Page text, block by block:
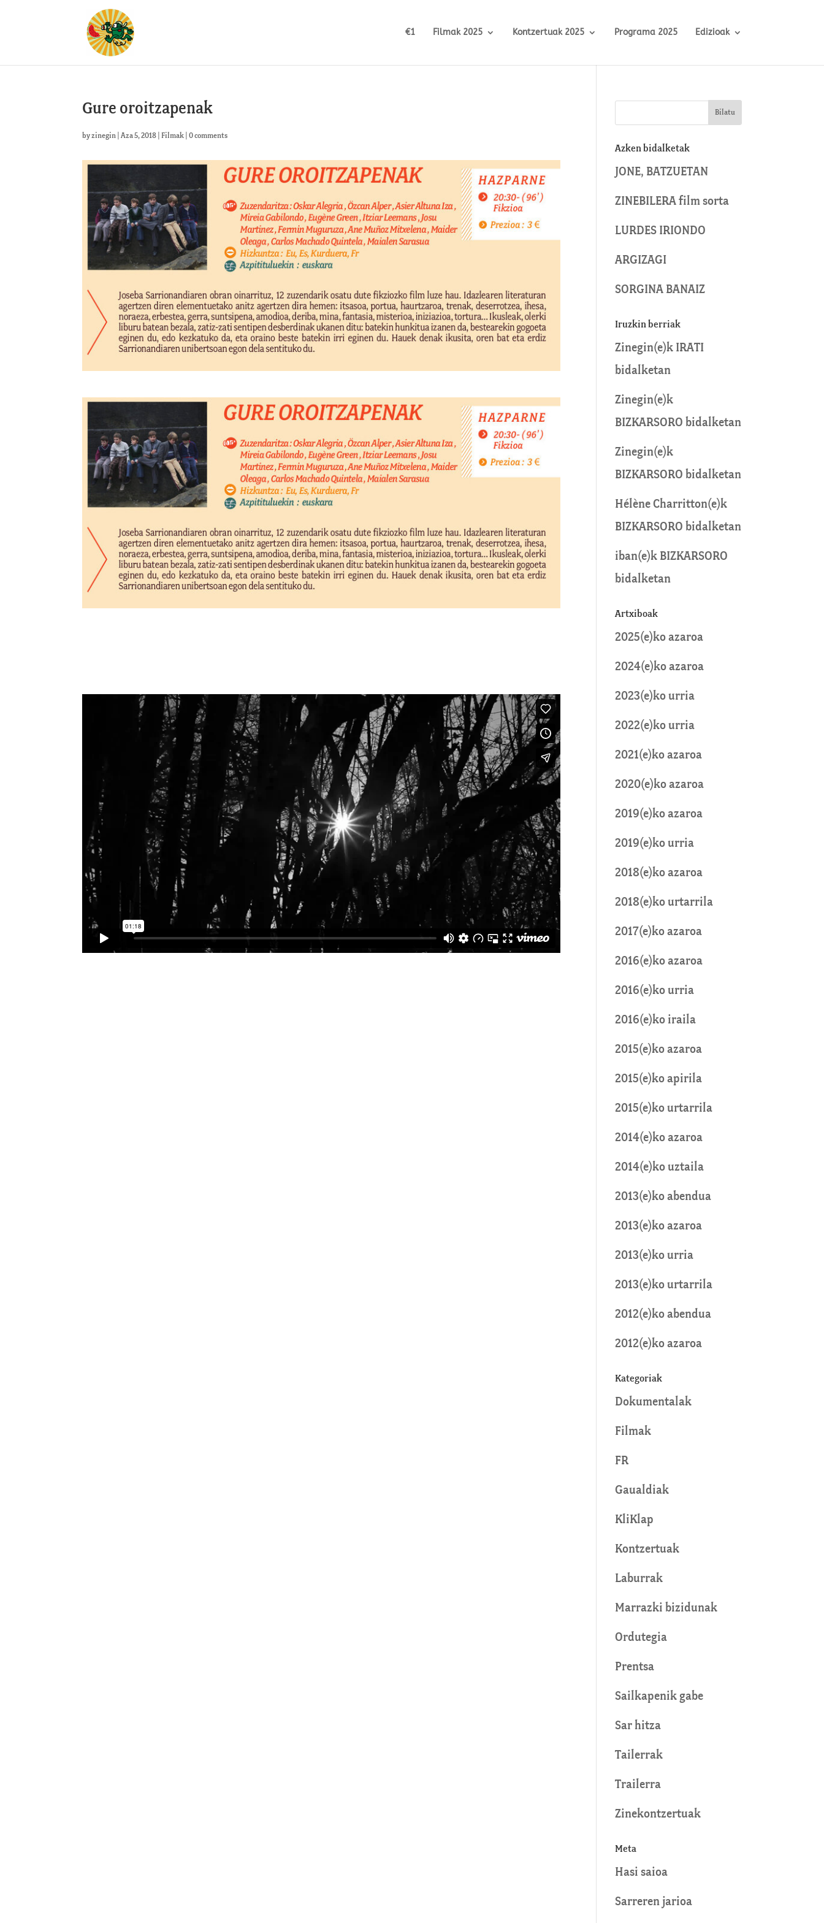
€1 Filmak 2025 Kontzertuak 2025 Programa 2025 Edizioak
Gure oroitzapenak
byzinegin |Aza 5, 2018 |Filmak |0 comments
Azken bidalketak
JONE, BATZUETAN
ZINEBILERA film sorta
LURDES IRIONDO
ARGIZAGI
SORGINA BANAIZ
Iruzkin berriak
Zinegin(e)k IRATI
bidalketan
Zinegin(e)k
BIZKARSORO bidalketan
Zinegin(e)k
BIZKARSORO bidalketan
Hélène Charritton(e)k
BIZKARSORO bidalketan
iban(e)k BIZKARSORO
bidalketan
Artxiboak
2025(e)ko azaroa
2024(e)ko azaroa
2023(e)ko urria
2022(e)ko urria
2021(e)ko azaroa
2020(e)ko azaroa
2019(e)ko azaroa
2019(e)ko urria
2018(e)ko azaroa
2018(e)ko urtarrila
2017(e)ko azaroa
2016(e)ko azaroa
2016(e)ko urria
2016(e)ko iraila
2015(e)ko azaroa
2015(e)ko apirila
2015(e)ko urtarrila
2014(e)ko azaroa
2014(e)ko uztaila
2013(e)ko abendua
2013(e)ko azaroa
2013(e)ko urria
2013(e)ko urtarrila
2012(e)ko abendua
2012(e)ko azaroa
Kategoriak
Dokumentalak
Filmak
FR
Gaualdiak
KliKlap
Kontzertuak
Laburrak
Marrazki bizidunak
Ordutegia
Prentsa
Sailkapenik gabe
Sar hitza
Tailerrak
Trailerra
Zinekontzertuak
Meta
Hasi saioa
Sarreren jarioa